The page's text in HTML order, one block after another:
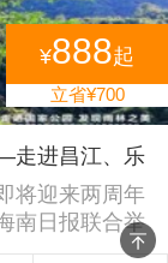
¥888起
立省¥700
走进昌江、乐
将迎来两周年
南日报联合举
访活动。在为